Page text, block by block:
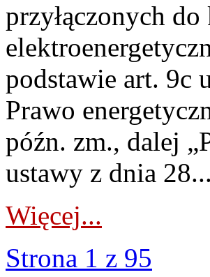
przyłączonych
podstawie art. 9c
Prawo
późn. zm., dalej
ustawy z dnia 28...
Więcej...
Strona 1 z 95